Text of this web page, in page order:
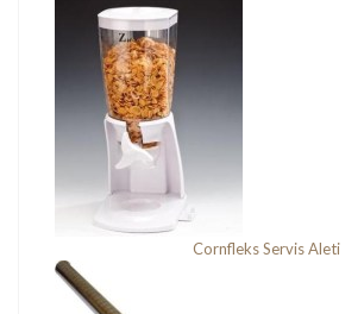
Cornfleks Servis Aleti